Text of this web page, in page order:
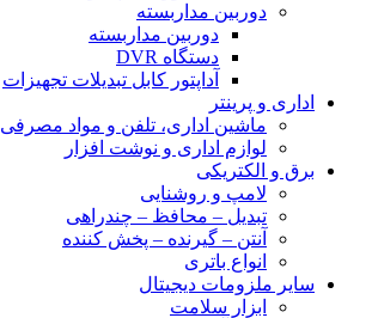
دوربین مداربسته
دوربین مداربسته
دستگاه DVR
آداپتور کابل تبدیلات تجهیزات
اداری و پرینتر
ماشین اداری، تلفن و مواد مصرفی
لوازم اداری و نوشت افزار
برق و الکتریکی
لامپ و روشنایی
تبدیل – محافظ – چندراهی
آنتن – گیرنده – پخش کننده
انواع باتری
سایر ملزومات دیجیتال
ابزار سلامت